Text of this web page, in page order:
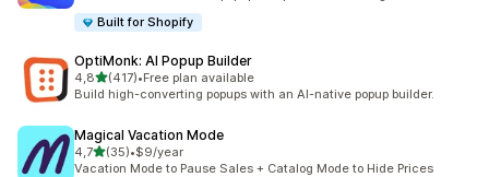
Built for Shopify
OptiMonk: AI Popup Builder
4,8de 5 estrelas
(417)
417 total de avaliações
•Free plan available
Build high-converting popups with an AI-native popup builder.
Magical Vacation Mode
4,7de 5 estrelas
(35)
35 total de avaliações
•$9/year
Vacation Mode to Pause Sales + Catalog Mode to Hide Prices